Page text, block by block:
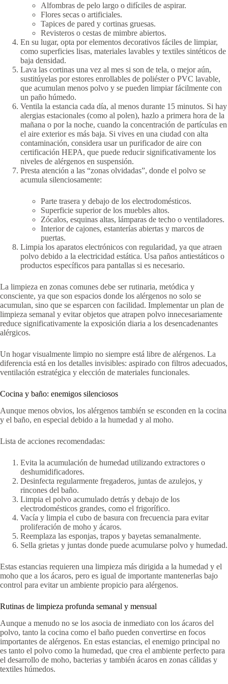
Alfombras de pelo largo o difíciles de aspirar.
Flores secas o artificiales.
Tapices de pared y cortinas gruesas.
Revisteros o cestas de mimbre abiertos.
En su lugar, opta por elementos decorativos fáciles de limpiar,
como superficies lisas, materiales lavables y textiles sintéticos de
baja densidad.
Lava las cortinas una vez al mes si son de tela, o mejor aún,
sustitúyelas por estores enrollables de poliéster o PVC lavable,
que acumulan menos polvo y se pueden limpiar fácilmente con
un paño húmedo.
Ventila la estancia cada día, al menos durante 15 minutos. Si hay
alergias estacionales (como al polen), hazlo a primera hora de la
mañana o por la noche, cuando la concentración de partículas en
el aire exterior es más baja. Si vives en una ciudad con alta
contaminación, considera usar un purificador de aire con
certificación HEPA, que puede reducir significativamente los
niveles de alérgenos en suspensión.
Presta atención a las “zonas olvidadas”, donde el polvo se
acumula silenciosamente:
Parte trasera y debajo de los electrodomésticos.
Superficie superior de los muebles altos.
Zócalos, esquinas altas, lámparas de techo o ventiladores.
Interior de cajones, estanterías abiertas y marcos de
puertas.
Limpia los aparatos electrónicos con regularidad, ya que atraen
polvo debido a la electricidad estática. Usa paños antiestáticos o
productos específicos para pantallas si es necesario.
La limpieza en zonas comunes debe ser rutinaria, metódica y
consciente, ya que son espacios donde los alérgenos no solo se
acumulan, sino que se esparcen con facilidad. Implementar un plan de
limpieza semanal y evitar objetos que atrapen polvo innecesariamente
reduce significativamente la exposición diaria a los desencadenantes
alérgicos.
Un hogar visualmente limpio no siempre está libre de alérgenos. La
diferencia está en los detalles invisibles: aspirado con filtros adecuados,
ventilación estratégica y elección de materiales funcionales.
Cocina y baño: enemigos silenciosos
Aunque menos obvios, los alérgenos también se esconden en la cocina
y el baño, en especial debido a la humedad y al moho.
Lista de acciones recomendadas:
Evita la acumulación de humedad utilizando extractores o
deshumidificadores.
Desinfecta regularmente fregaderos, juntas de azulejos, y
rincones del baño.
Limpia el polvo acumulado detrás y debajo de los
electrodomésticos grandes, como el frigorífico.
Vacía y limpia el cubo de basura con frecuencia para evitar
proliferación de moho y ácaros.
Reemplaza las esponjas, trapos y bayetas semanalmente.
Sella grietas y juntas donde puede acumularse polvo y humedad.
Estas estancias requieren una limpieza más dirigida a la humedad y el
moho que a los ácaros, pero es igual de importante mantenerlas bajo
control para evitar un ambiente propicio para alérgenos.
Rutinas de limpieza profunda semanal y mensual
Aunque a menudo no se los asocia de inmediato con los ácaros del
polvo, tanto la cocina como el baño pueden convertirse en focos
importantes de alérgenos. En estas estancias, el enemigo principal no
es tanto el polvo como la humedad, que crea el ambiente perfecto para
el desarrollo de moho, bacterias y también ácaros en zonas cálidas y
textiles húmedos.